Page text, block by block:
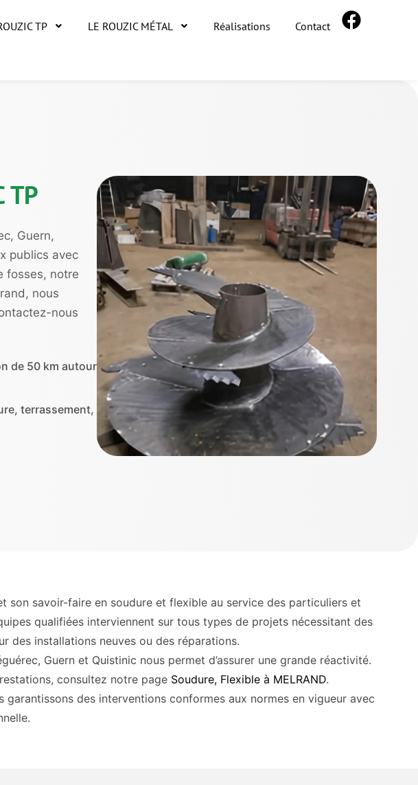
TP LE ROUZIC MÉTAL Réalisations Contact
TP
Guern,
publics avec
fosses, notre
nous
nous
de 50 km autour
terrassement,
son savoir-faire en soudure et flexible au service des particuliers et
qualifiées interviennent sur tous types de projets nécessitant des
des installations neuves ou des réparations.
Guern et Quistinic nous permet d’assurer une grande réactivité.
consultez notre page Soudure, Flexible à MELRAND.
garantissons des interventions conformes aux normes en vigueur avec